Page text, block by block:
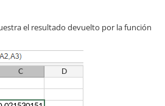
el resultado devuelto por la función